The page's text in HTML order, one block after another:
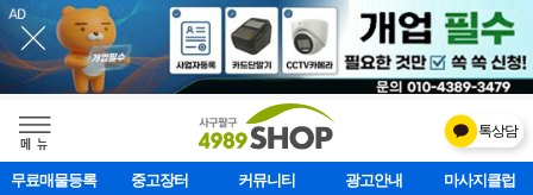
메    뉴
톡상담
무료매물등록 중고장터 커뮤니티 광고안내 마사지클럽
[업데이트]모바일 하단 고정메뉴 추가